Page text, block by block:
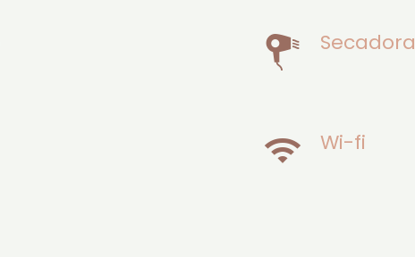
Secadora
Wi-fi